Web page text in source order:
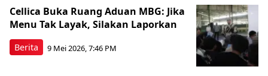
Berita
Cellica Buka Ruang Aduan MBG: Jika
Menu Tak Layak, Silakan Laporkan
9 Mei 2026, 7:46 PM